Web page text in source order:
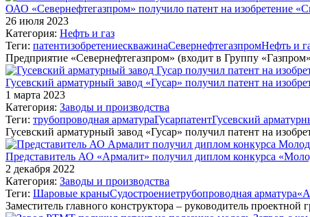
ОАО «Севернефтегазпром» получило патент на изобретение
26 июля 2023
Категория: Нефть и газ
Теги: патентизобретениескважинаСевернефтегазпромНефть и
Предприятие «Севернефтегазпром» (входит в Группу
Гусевский арматурный завод «Гусар» получил патент на
1 марта 2023
Категория: Заводы и производства
Теги: трубопроводная арматураГусарпатентГусевский
Гусевский арматурный завод «Гусар» получил патент на
Представитель АО «Армалит» получил диплом конкурса
2 декабря 2022
Категория: Заводы и производства
Теги: Шаровые краныСудостроениетрубопроводная арматура
Заместитель главного конструктора – руководитель